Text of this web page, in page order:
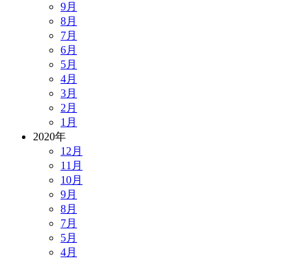
9月
8月
7月
6月
5月
4月
3月
2月
1月
2020年
12月
11月
10月
9月
8月
7月
5月
4月